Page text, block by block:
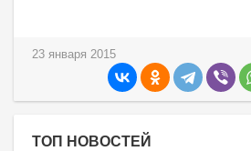
23 января 2015
ТОП НОВОСТЕЙ